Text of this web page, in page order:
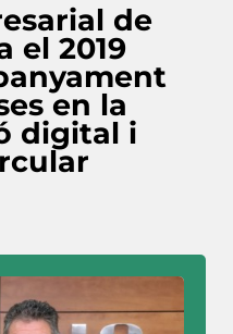
de
el 2019
en la
digital i